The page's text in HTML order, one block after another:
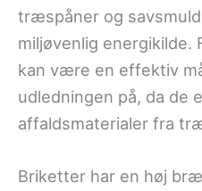
træspåner og
miljøvenlig energikilde.
kan være en effektiv
udledningen på, da de
affaldsmaterialer fra
Briketter har en høj